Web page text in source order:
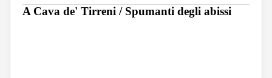
A Cava de' Tirreni / Spumanti degli abissi